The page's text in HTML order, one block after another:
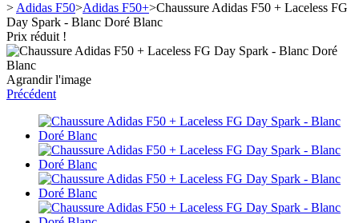
> Adidas F50>Adidas F50+>Chaussure Adidas F50 + Laceless FG
Day Spark - Blanc Doré Blanc
Prix réduit !
Agrandir l'image
Précédent